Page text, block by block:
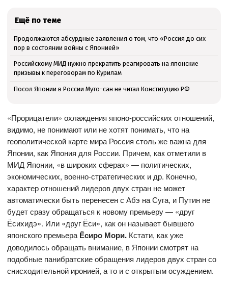
Ещё по теме
Продолжаются абсурдные заявления о том, что «Россия до сих
пор в состоянии войны с Японией»
Российскому МИД нужно прекратить реагировать на японские
призывы к переговорам по Курилам
Посол Японии в России Муто-сан не читал Конституцию РФ
«Прорицатели» охлаждения японо-российских отношений,
видимо, не понимают или не хотят понимать, что на
геополитической карте мира Россия столь же важна для
Японии, как Япония для России. Причем, как отметили в
МИД Японии, «в широких сферах» — политических,
экономических, военно-стратегических и др. Конечно,
характер отношений лидеров двух стран не может
автоматически быть перенесен с Абэ на Суга, и Путин не
будет сразу обращаться к новому премьеру — «друг
Ёсихидэ». Или «друг Ёси», как он называет бывшего
японского премьераЁсиро Мори. Кстати, как уже
доводилось обращать внимание, в Японии смотрят на
подобные панибратские обращения лидеров двух стран со
снисходительной иронией, а то и с открытым осуждением.